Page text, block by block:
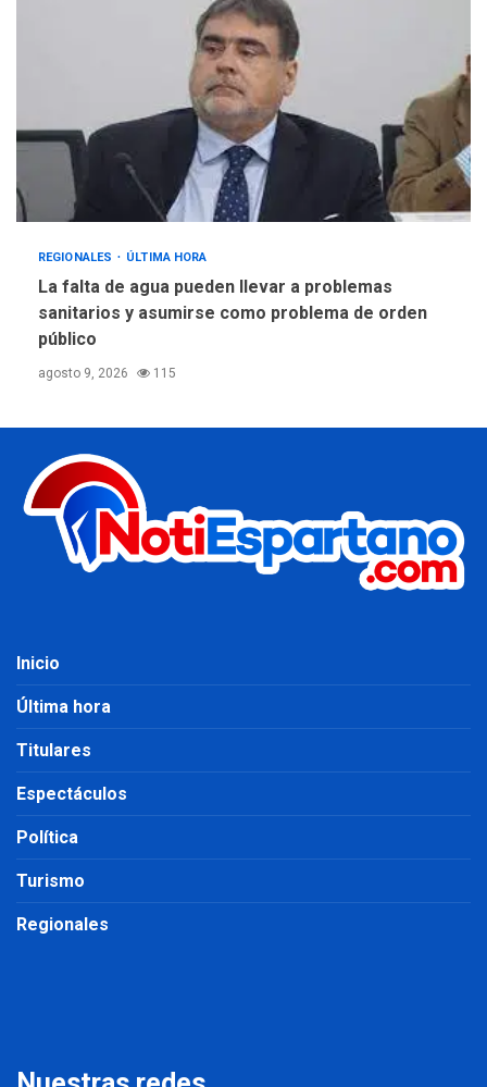
REGIONALES ÚLTIMA HORA
La falta de agua pueden llevar a problemas
sanitarios y asumirse como problema de orden
público
agosto 9, 2026 115
Inicio
Última hora
Titulares
Espectáculos
Política
Turismo
Regionales